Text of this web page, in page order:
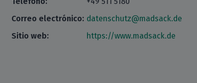
Correo electrónico: datenschutz@madsack.de
Sitio web:
https://www.madsack.de